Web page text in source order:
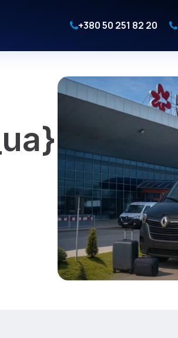
+380 50 251 82 20